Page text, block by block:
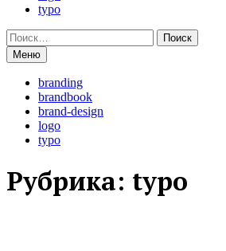
typo
Найти:
Меню
branding
brandbook
brand-design
logo
typo
Рубрика: typo